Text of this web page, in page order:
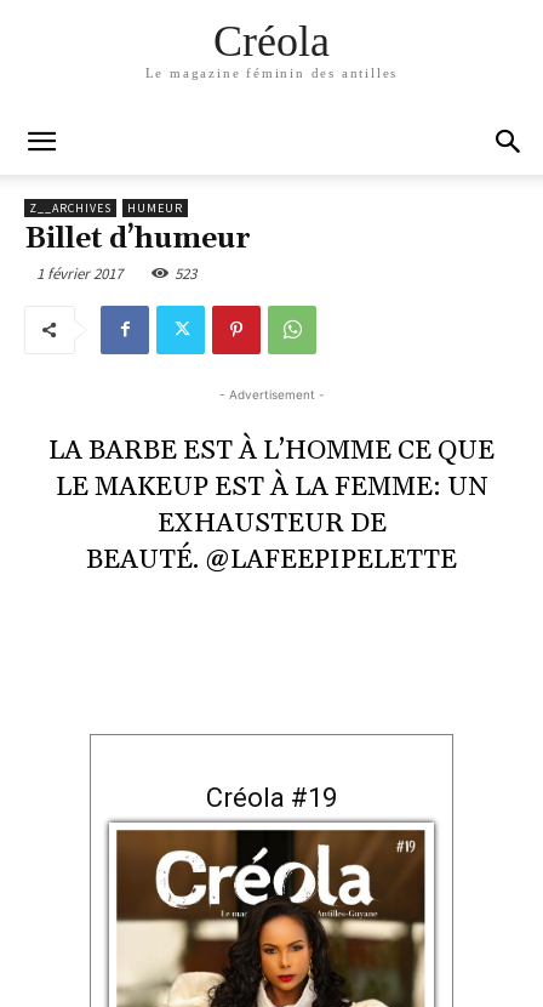
Créola
Le magazine féminin des antilles
Z__ARCHIVES HUMEUR
Billet d’humeur
1 février 2017 523
- Advertisement -
LA BARBE EST À L’HOMME CE QUE
LE MAKEUP EST À LA FEMME: UN
EXHAUSTEUR DE
BEAUTÉ. @LAFEEPIPELETTE
Créola #19